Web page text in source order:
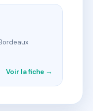
Voir la fiche →